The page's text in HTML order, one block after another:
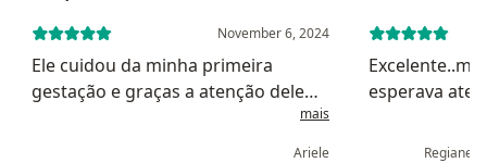
November 6, 2024
Ele cuidou da minha primeira
gestação e graças a atenção dele
mais
Ariele
esperava
Excelente
Regiane